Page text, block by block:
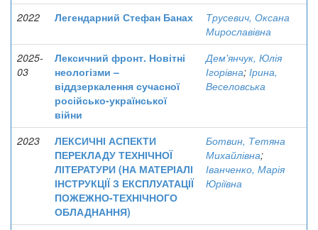
2022 Легендарний Стефан Банах
Трусевич, Оксана
Мирославівна
2025-
03
Лексичний фронт. Новітні
неологізми –
віддзеркалення сучасної
російсько-української
війни
Дем'янчук, Юлія
Ігорівна; Ірина,
Веселовська
2023
ЛЕКСИЧНІ АСПЕКТИ
ПЕРЕКЛАДУ ТЕХНІЧНОЇ
ЛІТЕРАТУРИ (НА МАТЕРІАЛІ
ІНСТРУКЦІЇ З ЕКСПЛУАТАЦІЇ
ПОЖЕЖНО-ТЕХНІЧНОГО
ОБЛАДНАННЯ)
Ботвин, Тетяна
Михайлівна;
Іванченко, Марія
Юріївна